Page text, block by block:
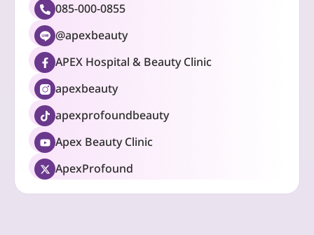
085-000-0855
@apexbeauty
APEX Hospital & Beauty Clinic
apexbeauty
apexprofoundbeauty
Apex Beauty Clinic
ApexProfound